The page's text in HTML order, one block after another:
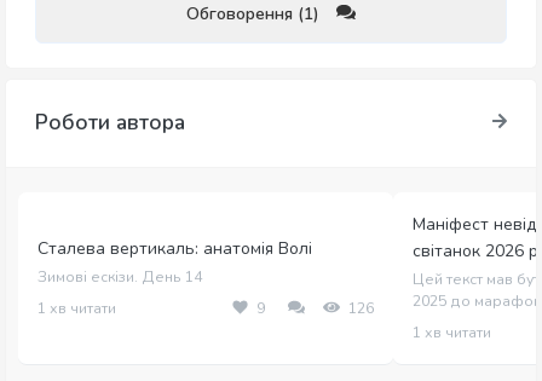
Обговорення (1)
Роботи автора
Сталева вертикаль: анатомія Волі
Зимові ескізи. День 14
1 хв читати
9 126
Маніфест
світанок 2026
Цей текст мав
2025 до
1 хв читати